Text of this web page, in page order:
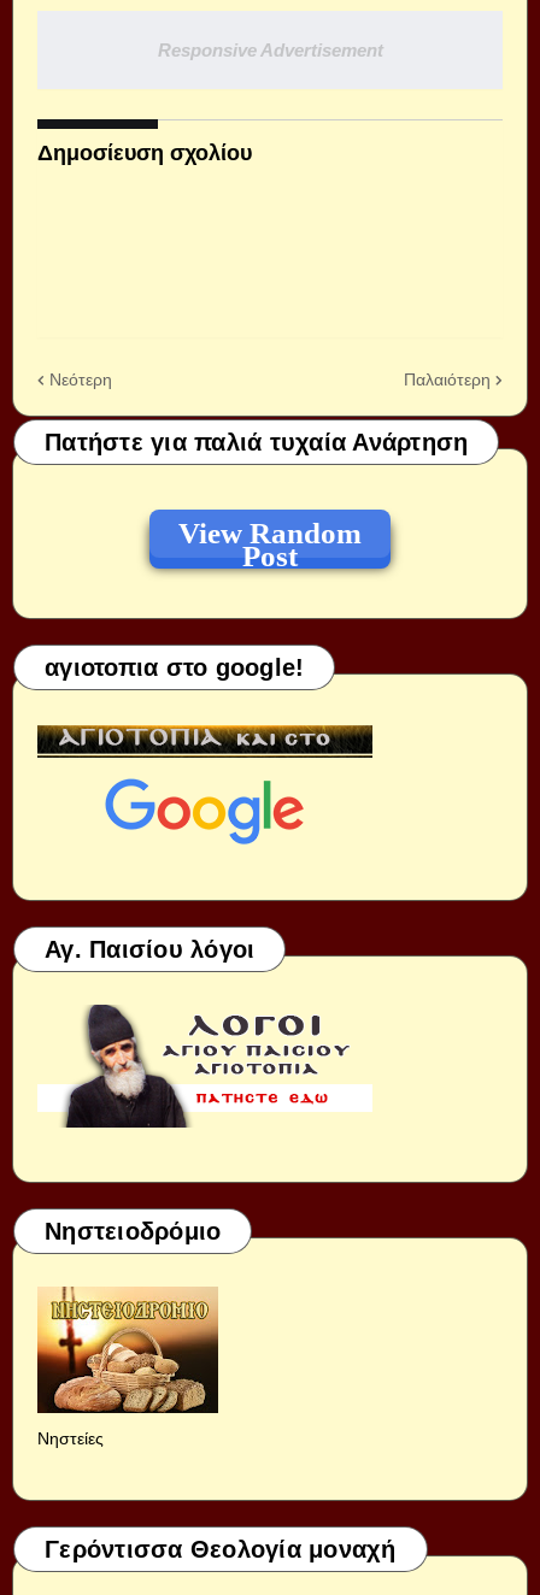
Responsive Advertisement
Δημοσίευση σχολίου
Νεότερη Παλαιότερη
Πατήστε για παλιά τυχαία Ανάρτηση
View Random
Post
αγιοτοπια στο google!
Αγ. Παισίου λόγοι
Νηστειοδρόμιο
Νηστείες
Γερόντισσα Θεολογία μοναχή